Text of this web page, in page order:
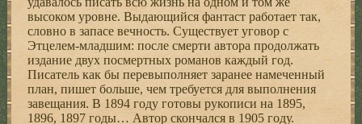
высоком уровне. Выдающийся фантаст работает так,
словно в запасе вечность. Существует уговор с
Этцелем-младшим: после смерти автора продолжать
издание двух посмертных романов каждый год.
Писатель как бы перевыполняет заранее намеченный
план, пишет больше, чем требуется для выполнения
завещания. В 1894 году готовы рукописи на 1895,
1896, 1897 годы… Автор скончался в 1905 году.